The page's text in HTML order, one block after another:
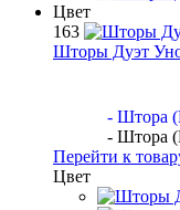
Цвет
163
Шторы Дуэт
- Штора
- Штора
Перейти к
Цвет